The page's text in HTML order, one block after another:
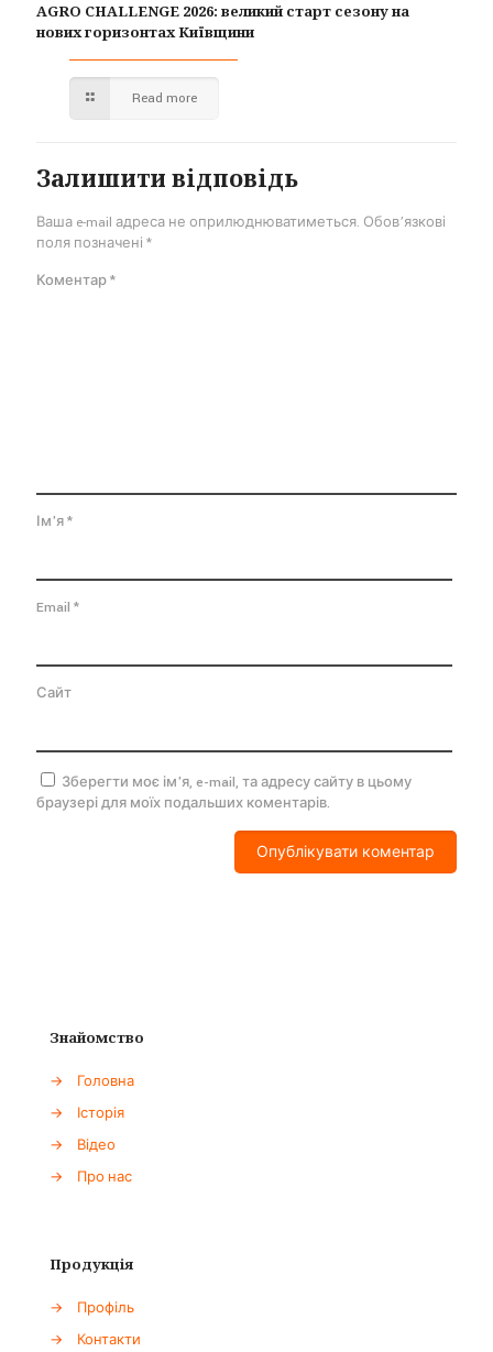
AGRO CHALLENGE 2026: великий старт сезону на
нових горизонтах Київщини
Read more
Залишити відповідь
Ваша e-mail адреса не оприлюднюватиметься. Обов’язкові
поля позначені *
Коментар*
Ім'я*
Email *
Сайт
Зберегти моє ім'я, e-mail, та адресу сайту в цьому
браузері для моїх подальших коментарів.
Знайомство
→
Головна
→
Історія
→
Відео
→
Про нас
Продукція
→
Профіль
→
Контакти